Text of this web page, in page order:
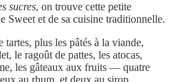
sucres, on trouve cette petite
Sweet et de sa cuisine traditionnelle.
tartes, plus les pâtés à la viande,
le ragoût de pattes, les atocas,
les gâteaux aux fruits — quatre
au rhum, et deux au sirop…